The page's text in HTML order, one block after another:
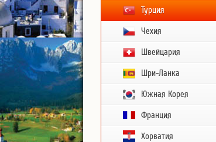
Турция
Чехия
Швейцария
Шри-Ланка
Южная Корея
Франция
Хорватия